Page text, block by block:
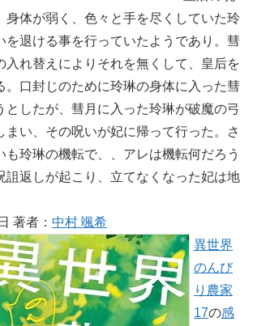
身体が弱く、色々と手を尽くしていた玲
を退ける事を行っていたようであり。彗
入れ替えによりそれを無くして、皇后を
。口封じのために玲琳の身体に入った彗
としたが、彗月に入った玲琳が破魔の弓
まい、その呪いが妃に帰って行った。さ
も玲琳の機転で、、アレは機転何だろう
詛返しが起こり、立てなくなった妃は地
著者： 中村 颯希
異世界
のんび
り農家
17の感